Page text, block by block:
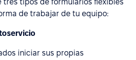
tres tipos de formularios flexibles
de trabajar de tu equipo:
iniciar sus propias